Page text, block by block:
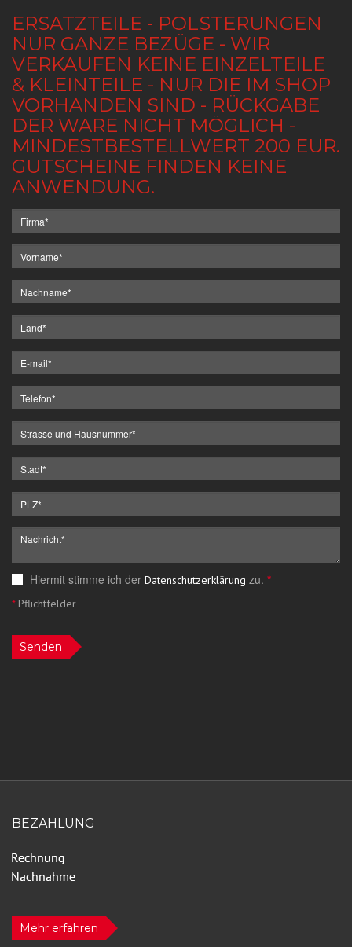
ERSATZTEILE - POLSTERUNGEN
NUR GANZE BEZÜGE - WIR
VERKAUFEN KEINE EINZELTEILE
& KLEINTEILE - NUR DIE IM SHOP
VORHANDEN SIND - RÜCKGABE
DER WARE NICHT MÖGLICH -
MINDESTBESTELLWERT 200 EUR.
GUTSCHEINE FINDEN KEINE
ANWENDUNG.
Hiermit stimme ich der Datenschutzerklärung zu. *
*Pflichtfelder
Senden
BEZAHLUNG
Mehr erfahren